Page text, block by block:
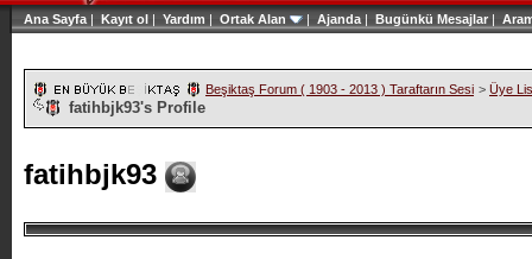
Ana Sayfa | Kayıt ol | Yardım | Ortak Alan | Ajanda | Bugünkü Mesajlar|
Beşiktaş Forum ( 1903 - 2013 ) Taraftarın Sesi > Üye
fatihbjk93's Profile
fatihbjk93